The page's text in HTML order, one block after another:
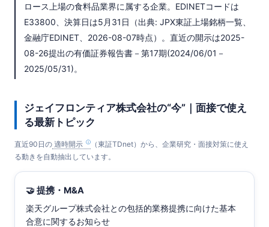
ロース上場の食料品業界に属する企業。EDINETコードは
E33800、決算日は5月31日（出典: JPX東証上場銘柄一覧、
金融庁EDINET、2026-08-07時点）。直近の開示は2025-
08-26提出の有価証券報告書－第17期(2024/06/01－
2025/05/31)。
ジェイフロンティア株式会社の“今”｜面接で使え
る最新トピック
直近90日の 適時開示
（東証TDnet）から、企業研究・面接対策に使え
る動きを自動抽出しています。
🤝 提携・M&A
楽天グループ株式会社との包括的業務提携に向けた基本
合意に関するお知らせ